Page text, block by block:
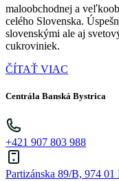
maloobchodnej a
celého Slovenska.
slovenskými ale aj
cukroviniek.
ČÍTAŤ VIAC
Centrála Banská Bystrica
+421 907 803 988
Partizánska 89/B, 974 01